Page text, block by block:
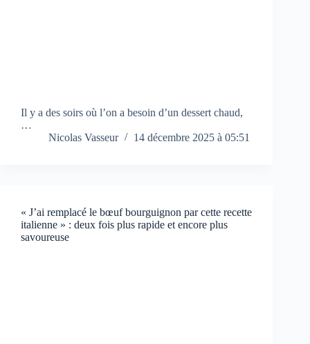
Il y a des soirs où l’on a besoin d’un dessert chaud,
…
Nicolas Vasseur
14 décembre 2025 à 05:51
« J’ai remplacé le bœuf bourguignon par cette recette
italienne » : deux fois plus rapide et encore plus
savoureuse